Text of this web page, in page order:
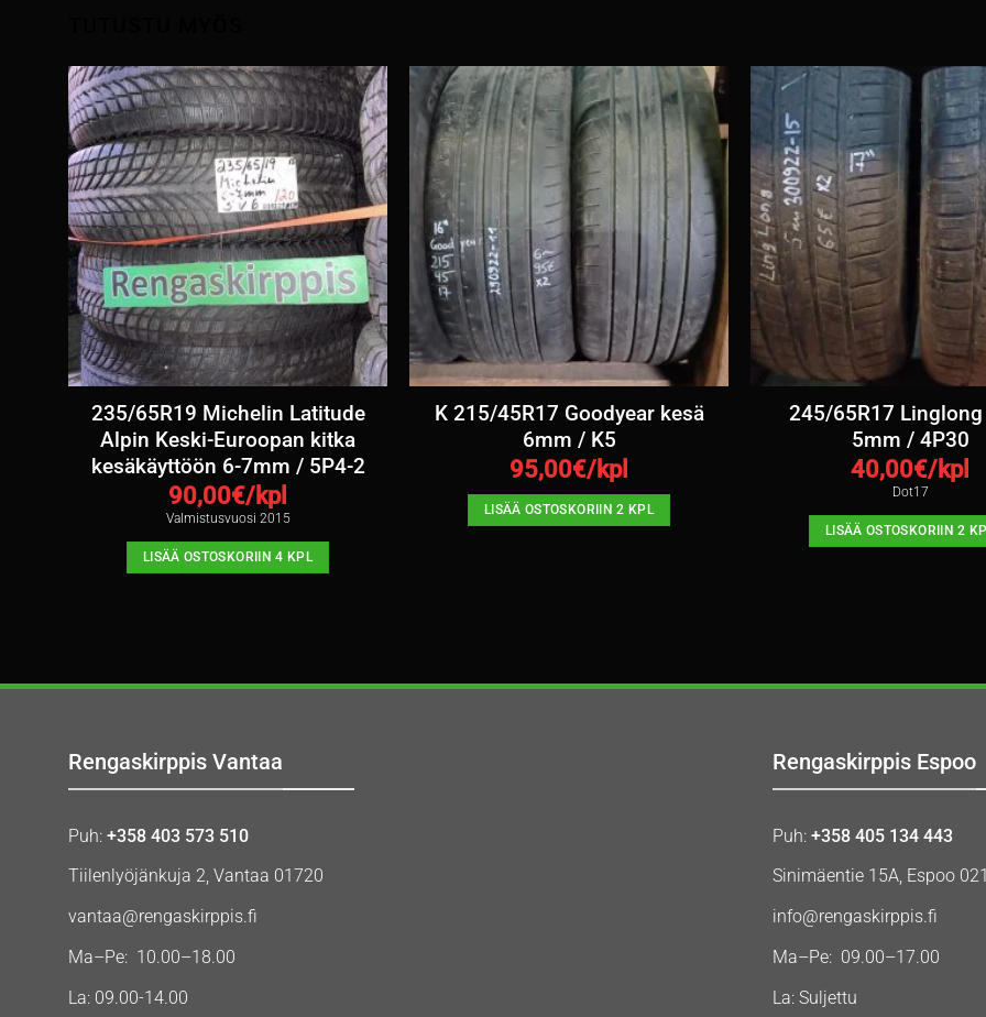
235/65R19 Michelin Latitude
Alpin Keski-Euroopan kitka
kesäkäyttöön 6-7mm / 5P4-2
90,00€/kpl
Valmistusvuosi 2015
LISÄÄ OSTOSKORIIN 4 KPL
K 215/45R17 Goodyear kesä
6mm / K5
95,00€/kpl
LISÄÄ OSTOSKORIIN 2 KPL
245/65R17 Linglong
5mm / 4P30
40,00€/kpl
Dot17
LISÄÄ OSTOSKORIIN 2
Rengaskirppis Vantaa
Puh: +358 403 573 510
Tiilenlyöjänkuja 2, Vantaa 01720
vantaa@rengaskirppis.fi
Ma–Pe: 10.00–18.00
La: 09.00-14.00
Rengaskirppis Espoo
Puh: +358 405 134 443
Sinimäentie 15A, Espoo
info@rengaskirppis.fi
Ma–Pe: 09.00–17.00
La: Suljettu